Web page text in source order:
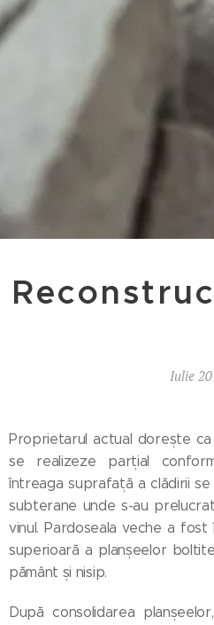
Iulie
Proprietarul actual dorește
se realizeze parțial
întreaga suprafață a clădirii
subterane unde s-au
vinul. Pardoseala veche a
superioară a planșeelor
pământ și nisip.
După consolidarea